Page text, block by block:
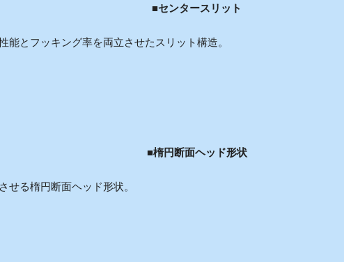
■センタースリット
能とフッキング率を両立させたスリット構造。
■楕円断面ヘッド形状
せる楕円断面ヘッド形状。